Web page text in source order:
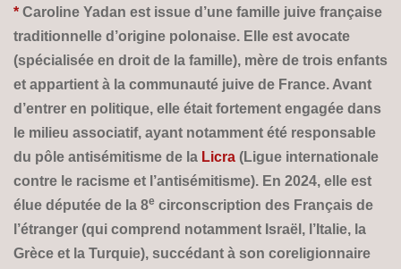
* Caroline Yadan est issue d’une famille juive française
traditionnelle d’origine polonaise. Elle est avocate
(spécialisée en droit de la famille), mère de trois enfants
et appartient à la communauté juive de France. Avant
d’entrer en politique, elle était fortement engagée dans
le milieu associatif, ayant notamment été responsable
du pôle antisémitisme de la Licra (Ligue internationale
contre le racisme et l’antisémitisme). En 2024, elle est
élue députée de la 8e circonscription des Français de
l’étranger (qui comprend notamment Israël, l’Italie, la
Grèce et la Turquie), succédant à son coreligionnaire